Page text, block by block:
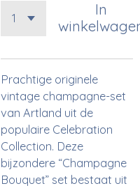
In
Prachtige originele
vintage champagne-set
van Artland uit de
populaire Celebration
Collection. Deze
bijzondere “Champagne
Bouquet” set bestaat uit